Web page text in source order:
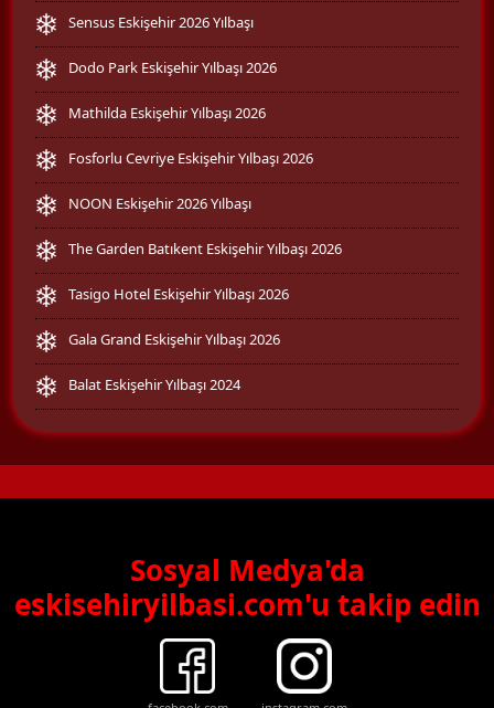
Sensus Eskişehir 2026 Yılbaşı
Dodo Park Eskişehir Yılbaşı 2026
Mathilda Eskişehir Yılbaşı 2026
Fosforlu Cevriye Eskişehir Yılbaşı 2026
NOON Eskişehir 2026 Yılbaşı
The Garden Batıkent Eskişehir Yılbaşı 2026
Tasigo Hotel Eskişehir Yılbaşı 2026
Gala Grand Eskişehir Yılbaşı 2026
Balat Eskişehir Yılbaşı 2024
Sosyal Medya'da
eskisehiryilbasi.com'u takip edin